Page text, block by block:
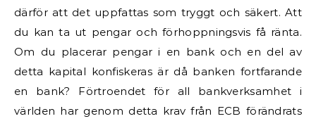
därför att det uppfattas som tryggt och säkert. Att
du kan ta ut pengar och förhoppningsvis få ränta.
Om du placerar pengar i en bank och en del av
detta kapital konfiskeras är då banken fortfarande
en bank? Förtroendet för all bankverksamhet i
världen har genom detta krav från ECB förändrats